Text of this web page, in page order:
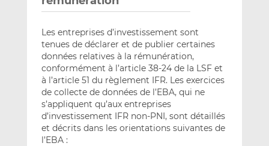
Les entreprises d’investissement sont
tenues de déclarer et de publier certaines
données relatives à la rémunération,
conformément à l’article 38-24 de la LSF et
à l’article 51 du règlement IFR. Les exercices
de collecte de données de l’EBA, qui ne
s’appliquent qu’aux entreprises
d’investissement IFR non-PNI, sont détaillés
et décrits dans les orientations suivantes de
l’EBA :